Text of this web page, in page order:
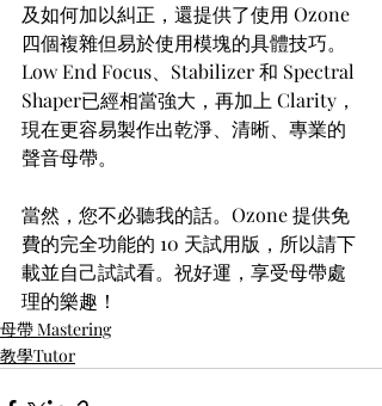
及如何加以糾正，還提供了使用 Ozone
四個複雜但易於使用模塊的具體技巧。
Low End Focus、Stabilizer 和 Spectral
Shaper已經相當強大，再加上 Clarity，
現在更容易製作出乾淨、清晰、專業的
聲音母帶。
當然，您不必聽我的話。Ozone 提供免
費的完全功能的 10 天試用版，所以請下
載並自己試試看。祝好運，享受母帶處
理的樂趣！
母帶 Mastering
教學Tutor